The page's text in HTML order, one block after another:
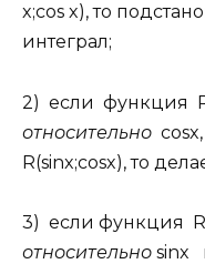
x;cos x), то
интеграл;
2) если функция
относительно
R(sinx;cosx), то
3) если функция
относительно sinx